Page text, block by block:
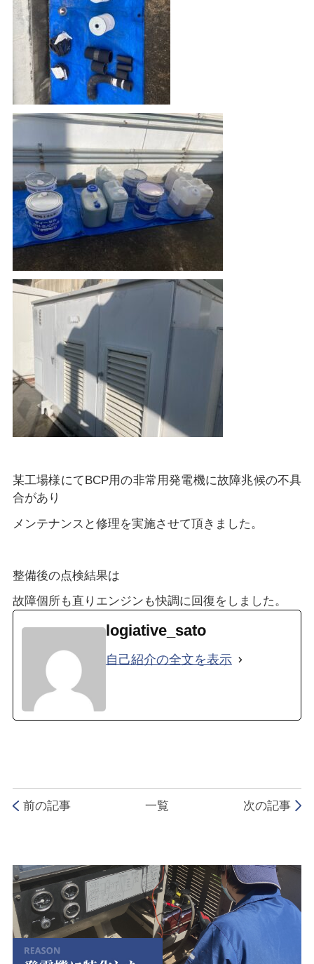
某工場様にてBCP用の非常用発電機に故障兆候の不具
合があり
メンテナンスと修理を実施させて頂きました。
整備後の点検結果は
故障個所も直りエンジンも快調に回復をしました。
logiative_sato
自己紹介の全文を表示
前の記事 一覧 次の記事